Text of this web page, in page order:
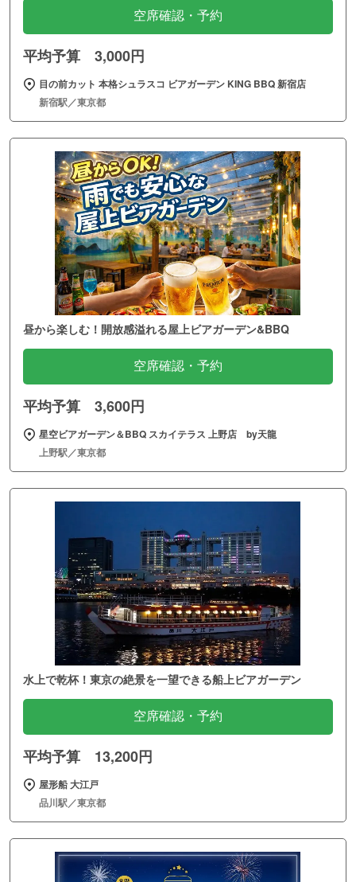
空席確認・予約
平均予算 3,000円
目の前カット 本格シュラスコ ビアガーデン KING BBQ 新宿店
新宿駅／東京都
昼から楽しむ！開放感溢れる屋上ビアガーデン&BBQ
空席確認・予約
平均予算 3,600円
星空ビアガーデン＆BBQ スカイテラス 上野店 by天龍
上野駅／東京都
水上で乾杯！東京の絶景を一望できる船上ビアガーデン
空席確認・予約
平均予算 13,200円
屋形船 大江戸
品川駅／東京都